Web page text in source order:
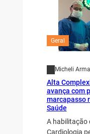
Geral
Micheli
Alta
avança com
marcapasso
Saúde
A habilitação
Cardiologia